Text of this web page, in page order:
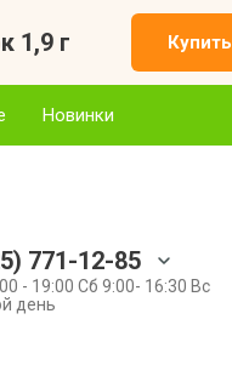
1,9 г Купить
Новинки
771-12-85
- 19:00 Сб 9:00- 16:30 Вс
день